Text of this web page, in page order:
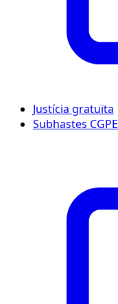
Justícia gratuïta
Subhastes CGPE